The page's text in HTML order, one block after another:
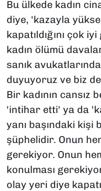
Bu ülkede kadın
diye, 'kazayla
kapatıldığını çok
kadın ölümü
sanık
duyuyoruz ve biz
Bir kadının cansız
'intihar etti' ya da
yanı başındaki kişi
şüphelidir. Onun
gerekiyor. Onun
konulması
olay yeri diye